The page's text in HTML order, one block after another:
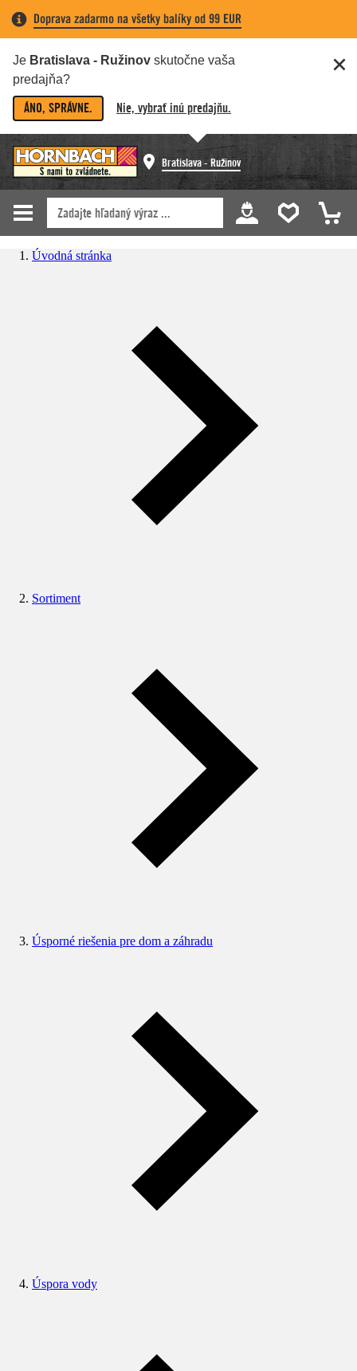
Doprava zadarmo na všetky balíky od 99 EUR
Je Bratislava - Ružinov skutočne vaša
predajňa?
ÁNO, SPRÁVNE. Nie, vybrať inú predajňu.
Bratislava - Ružinov
Úvodná stránka
Sortiment
Úsporné riešenia pre dom a záhradu
Úspora vody